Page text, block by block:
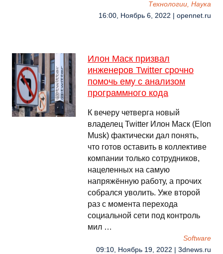
Технологии, Наука
16:00, Ноябрь 6, 2022 | opennet.ru
Илон Маск призвал
инженеров Twitter срочно
помочь ему с анализом
программного кода
К вечеру четверга новый
владелец Twitter Илон Маск (Elon
Musk) фактически дал понять,
что готов оставить в коллективе
компании только сотрудников,
нацеленных на самую
напряжённую работу, а прочих
собрался уволить. Уже второй
раз с момента перехода
социальной сети под контроль
мил …
Software
09:10, Ноябрь 19, 2022 | 3dnews.ru